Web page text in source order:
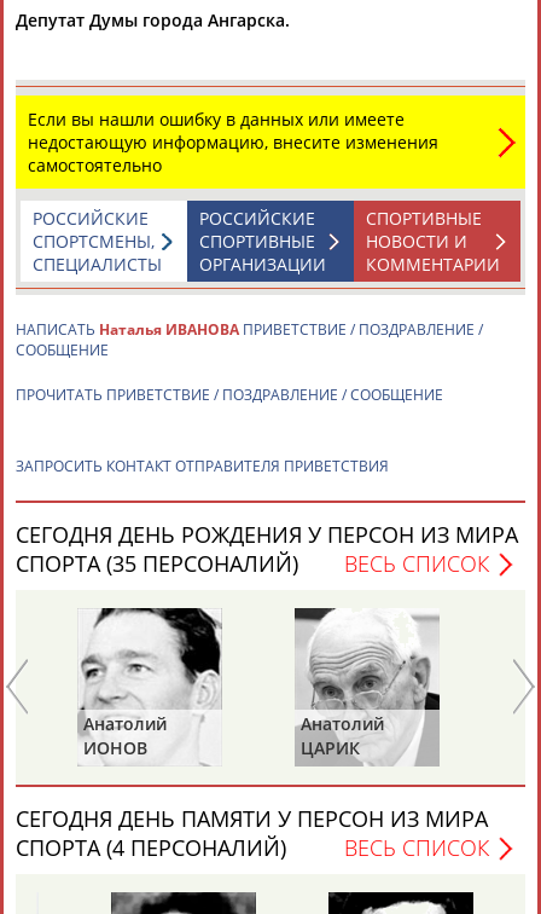
Камалудин
АБДУЛДАУДОВ
Абдула
АБДУЛЖАЛИЛОВ
Магомед
АБДУЛКАГИРОВ
Назир
АБДУЛЛАЕВ
24 персон из 13181
ЕЩЁ ПЕРСОНЫ
ЦЕЛИ ПРОЕКТА КОНТАКТЫ НАШИ КНОПКИ РЕКЛАМА
Вопросы сотрудничества и совместной деятельностиinform@infosport.ru
© Стадион, 1998-2026
Разработка и поддержка ООО НАИТ «Стадион»
Адресов в новостной рассылке: 996
Подпишись
Депутат Думы города Ангарска.
Если вы нашли ошибку в данных или имеете
недостающую информацию, внесите изменения
самостоятельно
СПОРТИВНЫЕ
НОВОСТИ И
КОММЕНТАРИИ
РОССИЙСКИЕ
СПОРТИВНЫЕ
ОРГАНИЗАЦИИ
РОССИЙСКИЕ
СПОРТСМЕНЫ,
СПЕЦИАЛИСТЫ
НАПИСАТЬ Наталья ИВАНОВА ПРИВЕТСТВИЕ / ПОЗДРАВЛЕНИЕ /
СООБЩЕНИЕ
ПРОЧИТАТЬ ПРИВЕТСТВИЕ / ПОЗДРАВЛЕНИЕ / СООБЩЕНИЕ
ЗАПРОСИТЬ КОНТАКТ ОТПРАВИТЕЛЯ ПРИВЕТСТВИЯ
СЕГОДНЯ ДЕНЬ РОЖДЕНИЯ У ПЕРСОН ИЗ МИРА
СПОРТА (35 ПЕРСОНАЛИЙ)
ВЕСЬ СПИСОК
Анатолий
ИОНОВ
Анатолий
ЦАРИК
СЕГОДНЯ ДЕНЬ ПАМЯТИ У ПЕРСОН ИЗ МИРА
СПОРТА (4 ПЕРСОНАЛИЙ)
ВЕСЬ СПИСОК